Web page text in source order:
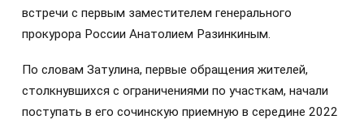
встречи с первым заместителем генерального
прокурора России Анатолием Разинкиным.
По словам Затулина, первые обращения жителей,
столкнувшихся с ограничениями по участкам, начали
поступать в его сочинскую приемную в середине 2022